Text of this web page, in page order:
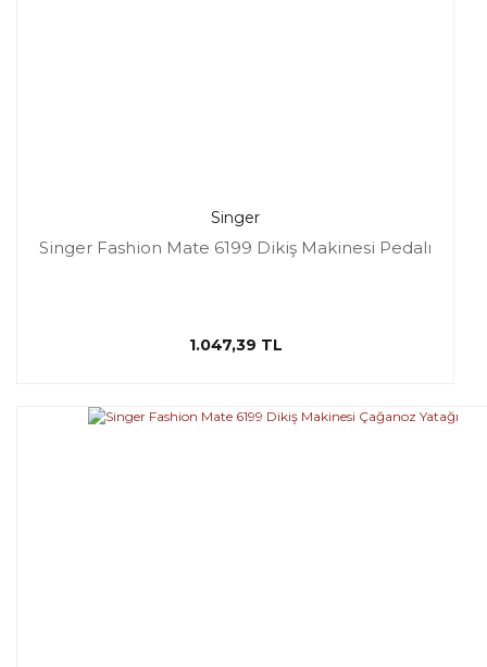
Singer
Singer Fashion Mate 6199 Dikiş Makinesi Pedalı
1.047,39 TL